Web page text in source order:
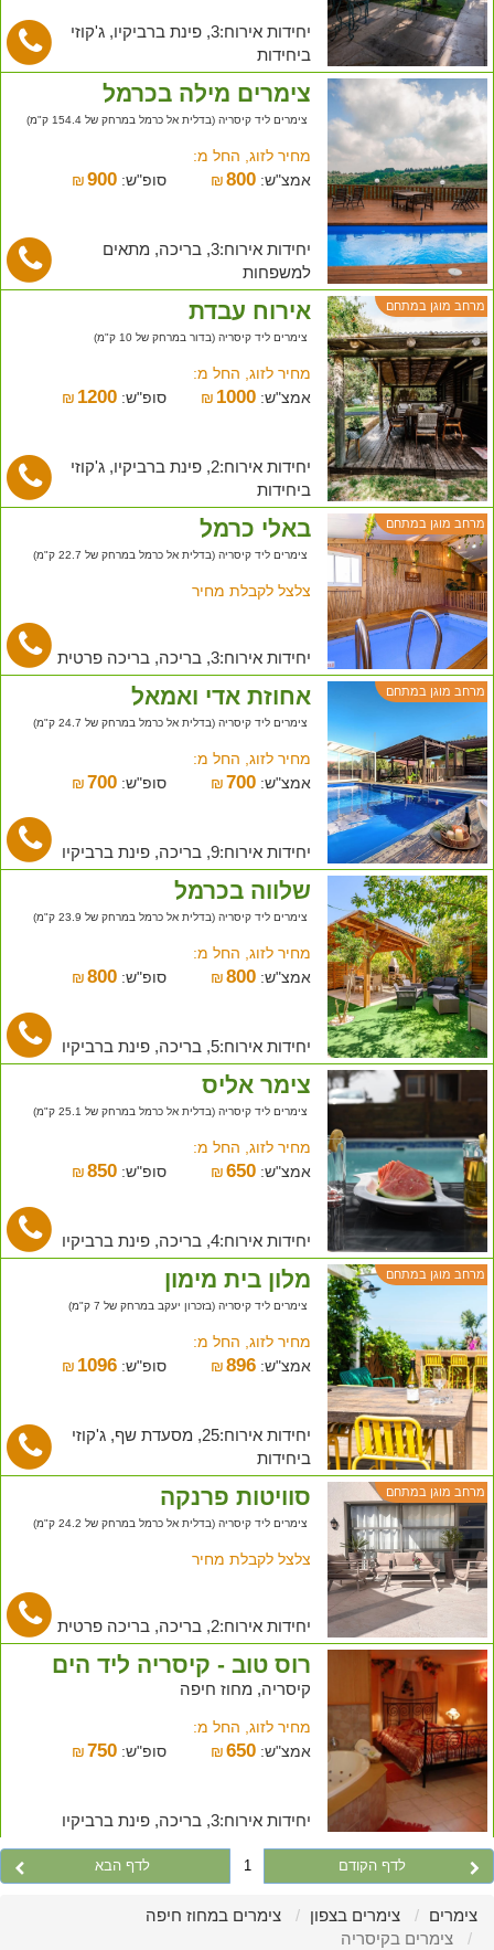
יחידות אירוח:3, פינת ברביקיו, ג'קוזי
ביחידות
צימרים מילה בכרמל
צימרים ליד קיסריה (בדלית אל כרמל במרחק של 154.4 ק"מ)
מחיר לזוג, החל מ:
אמצ"ש:
₪800 סופ"ש: ₪ 900
יחידות אירוח:3, בריכה, מתאים
למשפחות
מרחב מוגן במתחם אירוח עבדת
צימרים ליד קיסריה (בדור במרחק של 10 ק"מ)
מחיר לזוג, החל מ:
אמצ"ש:
₪ 1000 סופ"ש: ₪ 1200
יחידות אירוח:2, פינת ברביקיו, ג'קוזי
ביחידות
מרחב מוגן במתחם באלי כרמל
צימרים ליד קיסריה (בדלית אל כרמל במרחק של 22.7 ק"מ)
צלצל לקבלת מחיר
יחידות אירוח:3, בריכה, בריכה פרטית
מרחב מוגן במתחם אחוזת אדי ואמאל
צימרים ליד קיסריה (בדלית אל כרמל במרחק של 24.7 ק"מ)
מחיר לזוג, החל מ:
אמצ"ש:
₪700 סופ"ש: ₪ 700
יחידות אירוח:9, בריכה, פינת ברביקיו
שלווה בכרמל
צימרים ליד קיסריה (בדלית אל כרמל במרחק של 23.9 ק"מ)
מחיר לזוג, החל מ:
אמצ"ש:
₪800 סופ"ש: ₪ 800
יחידות אירוח:5, בריכה, פינת ברביקיו
צימר אליס
צימרים ליד קיסריה (בדלית אל כרמל במרחק של 25.1 ק"מ)
מחיר לזוג, החל מ:
אמצ"ש:
₪650 סופ"ש: ₪ 850
יחידות אירוח:4, בריכה, פינת ברביקיו
מרחב מוגן במתחם מלון בית מימון
צימרים ליד קיסריה (בזכרון יעקב במרחק של 7 ק"מ)
מחיר לזוג, החל מ:
אמצ"ש:
₪896 סופ"ש: ₪ 1096
יחידות אירוח:25, מסעדת שף, ג'קוזי
ביחידות
מרחב מוגן במתחם סוויטות פרנקה
צימרים ליד קיסריה (בדלית אל כרמל במרחק של 24.2 ק"מ)
צלצל לקבלת מחיר
יחידות אירוח:2, בריכה, בריכה פרטית
רוס טוב - קיסריה ליד הים
קיסריה, מחוז חיפה
מחיר לזוג, החל מ:
אמצ"ש:
₪650 סופ"ש: ₪ 750
יחידות אירוח:3, בריכה, פינת ברביקיו
לדף הקודם 1 לדף הבא
צימרים צימרים בצפון
צימרים במחוז חיפה
צימרים בקיסריה